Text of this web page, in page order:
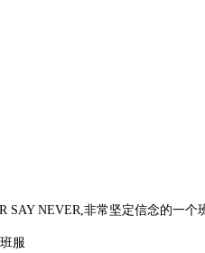
NEVER,非常坚定信念的一个
服